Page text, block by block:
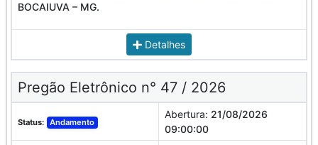
BOCAIUVA – MG.
Detalhes
Pregão Eletrônico n° 47 / 2026
Status: Andamento
Abertura: 21/08/2026
09:00:00